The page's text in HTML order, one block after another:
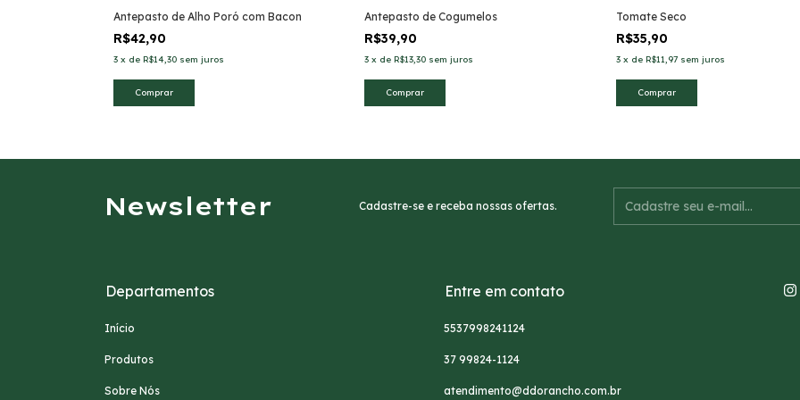
Antepasto de Alho Poró com Bacon
R$42,90
3 x de R$14,30 sem juros
Antepasto de Cogumelos
R$39,90
3 x deR$13,30 sem juros
Tomate Seco
R$35,90
3 x de R$11,97 sem juros
Newsletter Cadastre-se e receba nossas ofertas.
Departamentos
Início
Produtos
Sobre Nós
Entre em contato
5537998241124
37 99824-1124
atendimento@ddorancho.com.br